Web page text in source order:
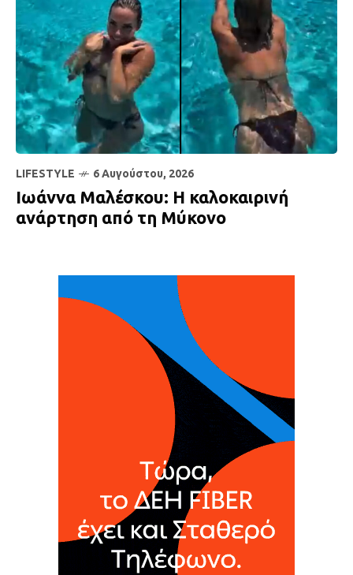
LIFESTYLE 6 Αυγούστου, 2026
Ιωάννα Μαλέσκου: Η καλοκαιρινή
ανάρτηση από τη Μύκονο